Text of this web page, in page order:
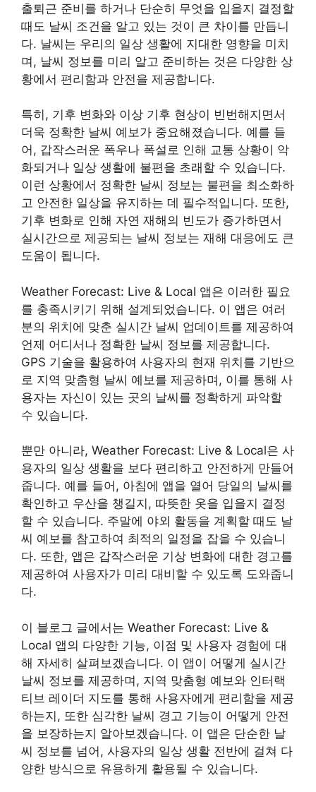
출퇴근 준비를 하거나 단순히 무엇을 입을지 결정할
때도 날씨 조건을 알고 있는 것이 큰 차이를 만듭니
다. 날씨는 우리의 일상 생활에 지대한 영향을 미치
며, 날씨 정보를 미리 알고 준비하는 것은 다양한 상
황에서 편리함과 안전을 제공합니다.
특히, 기후 변화와 이상 기후 현상이 빈번해지면서
더욱 정확한 날씨 예보가 중요해졌습니다. 예를 들
어, 갑작스러운 폭우나 폭설로 인해 교통 상황이 악
화되거나 일상 생활에 불편을 초래할 수 있습니다.
이런 상황에서 정확한 날씨 정보는 불편을 최소화하
고 안전한 일상을 유지하는 데 필수적입니다. 또한,
기후 변화로 인해 자연 재해의 빈도가 증가하면서
실시간으로 제공되는 날씨 정보는 재해 대응에도 큰
도움이 됩니다.
Weather Forecast: Live & Local 앱은 이러한 필요
를 충족시키기 위해 설계되었습니다. 이 앱은 여러
분의 위치에 맞춘 실시간 날씨 업데이트를 제공하여
언제 어디서나 정확한 날씨 정보를 제공합니다.
GPS 기술을 활용하여 사용자의 현재 위치를 기반으
로 지역 맞춤형 날씨 예보를 제공하며, 이를 통해 사
용자는 자신이 있는 곳의 날씨를 정확하게 파악할
수 있습니다.
뿐만 아니라, Weather Forecast: Live & Local은 사
용자의 일상 생활을 보다 편리하고 안전하게 만들어
줍니다. 예를 들어, 아침에 앱을 열어 당일의 날씨를
확인하고 우산을 챙길지, 따뜻한 옷을 입을지 결정
할 수 있습니다. 주말에 야외 활동을 계획할 때도 날
씨 예보를 참고하여 최적의 일정을 잡을 수 있습니
다. 또한, 앱은 갑작스러운 기상 변화에 대한 경고를
제공하여 사용자가 미리 대비할 수 있도록 도와줍니
다.
이 블로그 글에서는 Weather Forecast: Live &
Local 앱의 다양한 기능, 이점 및 사용자 경험에 대
해 자세히 살펴보겠습니다. 이 앱이 어떻게 실시간
날씨 정보를 제공하며, 지역 맞춤형 예보와 인터랙
티브 레이더 지도를 통해 사용자에게 편리함을 제공
하는지, 또한 심각한 날씨 경고 기능이 어떻게 안전
을 보장하는지 알아보겠습니다. 이 앱은 단순한 날
씨 정보를 넘어, 사용자의 일상 생활 전반에 걸쳐 다
양한 방식으로 유용하게 활용될 수 있습니다.